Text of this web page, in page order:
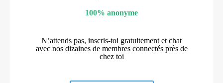
100% anonyme
N’attends pas, inscris-toi gratuitement et chat
avec nos dizaines de membres connectés près de
chez toi